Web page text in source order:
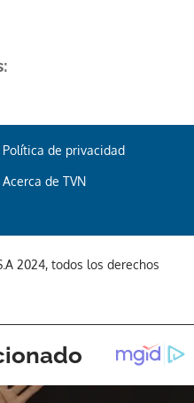
Política de privacidad
Acerca de TVN
2024, todos los derechos